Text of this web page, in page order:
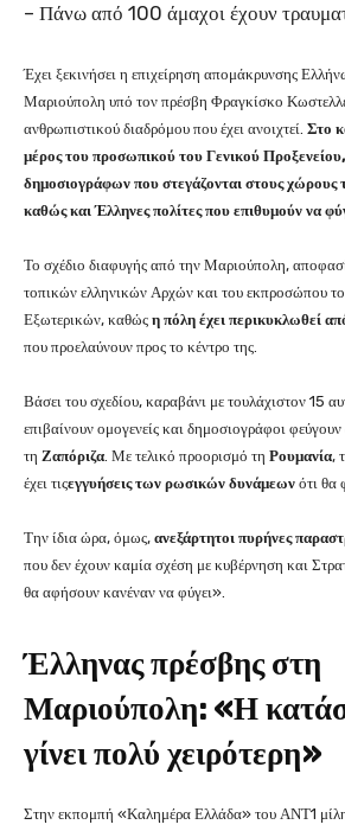
– Πάνω από 100 άμαχοι έχουν
Έχει ξεκινήσει η επιχείρηση απομάκρυνσης
Μαριούπολη υπό τον πρέσβη Φραγκίσκο
ανθρωπιστικού διαδρόμου που έχει ανοιχτεί. Στο
μέρος του προσωπικού του Γενικού
δημοσιογράφων που στεγάζονται στους χώρους
καθώς και Έλληνες πολίτες που επιθυμούν να
Το σχέδιο διαφυγής από την Μαριούπολη,
τοπικών ελληνικών Αρχών και του εκπροσώπου
Εξωτερικών, καθώς η πόλη έχει περικυκλωθεί
που προελαύνουν προς το κέντρο της.
Βάσει του σχεδίου, καραβάνι με τουλάχιστον 15
επιβαίνουν ομογενείς και δημοσιογράφοι
τη Ζαπόριζα. Με τελικό προορισμό τη Ρουμανία,
έχει τιςεγγυήσεις των ρωσικών δυνάμεων ότι θα
Την ίδια ώρα, όμως, ανεξάρτητοι πυρήνες
που δεν έχουν καμία σχέση με κυβέρνηση και
θα αφήσουν κανέναν να φύγει».
Έλληνας πρέσβης στη
Μαριούπολη: «Η
γίνει πολύ χειρότερη»
Στην εκπομπή «Καλημέρα Ελλάδα» του ΑΝΤ1